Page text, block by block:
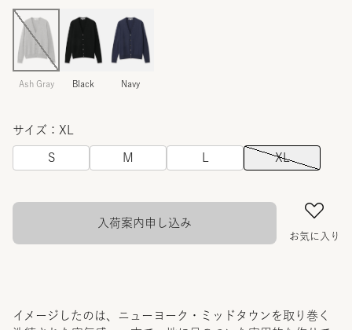
Ash Gray Black Navy
サイズ：XL
S M XL
お気に入り
入荷案内申し込み
イメージしたのは、ニューヨーク・ミッドタウンを取り巻く